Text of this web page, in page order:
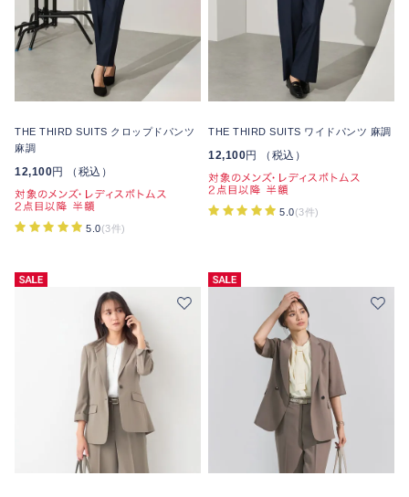
THE THIRD SUITS クロップドパンツ
麻調
12,100円 （税込）
5.0(3件)
THE THIRD SUITS ワイドパンツ 麻調
12,100円 （税込）
5.0(3件)